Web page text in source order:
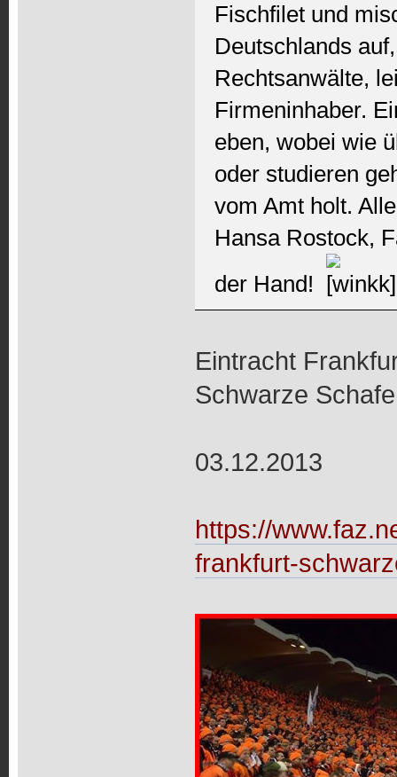
Fischfilet und
Deutschlands
Rechtsanwälte,
Firmeninhaber.
eben, wobei wie
oder studieren
vom Amt holt.
Hansa Rostock,
der Hand!
Eintracht
Schwarze
03.12.2013
https://
frankfurt-